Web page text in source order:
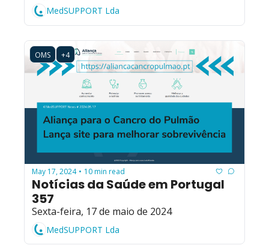
MedSUPPORT Lda
OMS +4
May 17, 2024 • 10 min read
Notícias da Saúde em Portugal
357
Sexta-feira, 17 de maio de 2024
MedSUPPORT Lda